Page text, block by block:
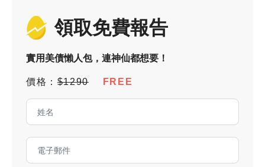
領取免費報告
實用美債懶人包，連神仙都想要！
價格：$1290 FREE